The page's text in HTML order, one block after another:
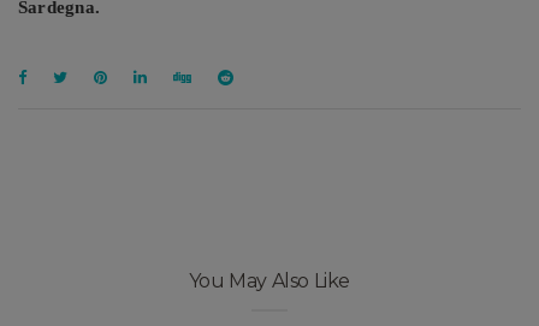
Sardegna.
You May Also Like